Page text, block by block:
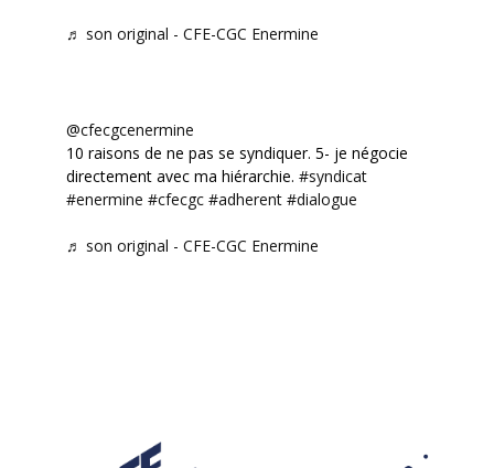
♬ son original - CFE-CGC Enermine
@cfecgcenermine
10 raisons de ne pas se syndiquer. 5- je négocie
directement avec ma hiérarchie. #syndicat
#enermine #cfecgc #adherent #dialogue
♬ son original - CFE-CGC Enermine